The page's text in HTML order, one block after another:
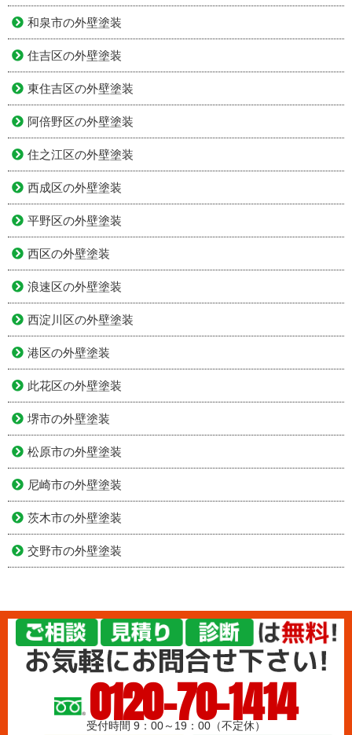
和泉市の外壁塗装
住吉区の外壁塗装
東住吉区の外壁塗装
阿倍野区の外壁塗装
住之江区の外壁塗装
西成区の外壁塗装
平野区の外壁塗装
西区の外壁塗装
浪速区の外壁塗装
西淀川区の外壁塗装
港区の外壁塗装
此花区の外壁塗装
堺市の外壁塗装
松原市の外壁塗装
尼崎市の外壁塗装
茨木市の外壁塗装
交野市の外壁塗装
0120-70-1414
受付時間 9：00～19：00（不定休）